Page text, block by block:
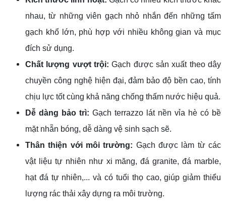
nhau, từ những viên gạch nhỏ nhắn đến những tấm
gạch khổ lớn, phù hợp với nhiều không gian và mục
đích sử dụng.
Chất lượng vượt trội: Gạch được sản xuất theo dây
chuyền công nghệ hiện đại, đảm bảo độ bền cao, tính
chịu lực tốt cùng khả năng chống thấm nước hiệu quả.
Dễ dàng bảo trì: Gạch terrazzo lát nền vỉa hè có bề
mặt nhẵn bóng, dễ dàng vệ sinh sạch sẽ.
Thân thiện với môi trường: Gạch được làm từ các
vật liệu tự nhiên như xi măng, đá granite, đá marble,
hạt đá tự nhiên,... và có tuổi thọ cao, giúp giảm thiểu
lượng rác thải xây dựng ra môi trường.